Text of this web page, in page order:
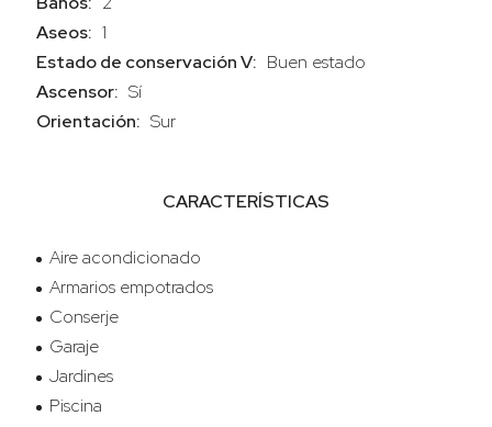
Aseos: 1
Estado de conservación V: Buen estado
Ascensor: Sí
Orientación: Sur
CARACTERÍSTICAS
Aire acondicionado
Armarios empotrados
Conserje
Garaje
Jardines
Piscina